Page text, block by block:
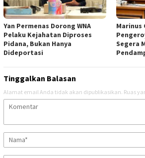
Yan Permenas Dorong WNA
Pelaku Kejahatan Diproses
Pidana, Bukan Hanya
Dideportasi
Marinus
Segera
Tinggalkan Balasan
Alamat email Anda tidak akan dipublikasikan. Ruas